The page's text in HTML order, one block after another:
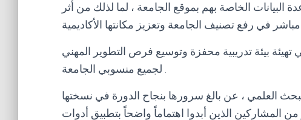
الخاصة بهم بموقع الجامعة ، لما لذلك من أثر
بيئة تدريبية محفزة وتوسيع فرص التطوير المهني
العلمي ، عن بالغ سرورها بنجاح الدورة في نسختها
من المشاركين الذين أبدوا اهتماماً واضحاً بتطبيق أدوات